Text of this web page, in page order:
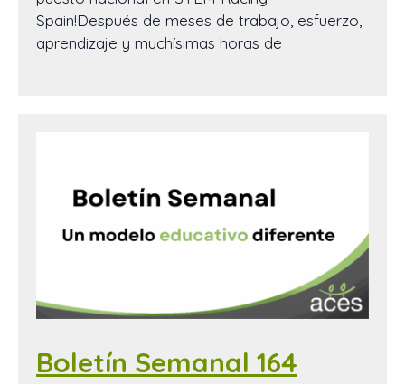
Spain!Después de meses de trabajo, esfuerzo,
aprendizaje y muchísimas horas de
Boletín Semanal 164